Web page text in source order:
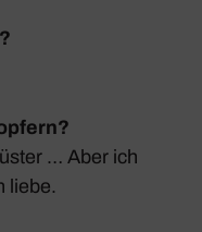
… Aber ich
liebe.